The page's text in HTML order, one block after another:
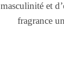
masculinité et
fragrance